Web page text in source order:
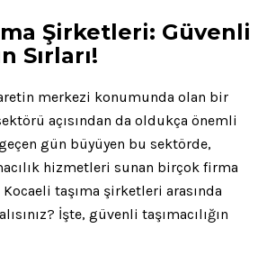
Şirketleri: Güvenli
Sırları!
merkezi konumunda olan bir
açısından da oldukça önemli
gün büyüyen bu sektörde,
hizmetleri sunan birçok firma
taşıma şirketleri arasında
İşte, güvenli taşımacılığın